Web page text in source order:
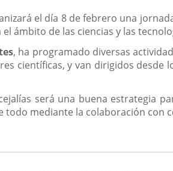
el día 8 de febrero una
ámbito de las ciencias y las
, ha programado diversas
científicas, y van dirigidos desde
será una buena estrategia
todo mediante la colaboración con